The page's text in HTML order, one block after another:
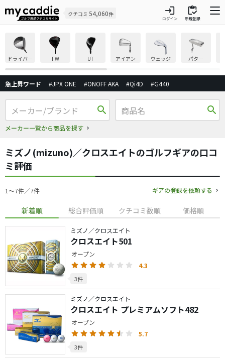
クチコミ 54,060件 login
ログイン
inventory
新規登録
ドライバー FW UT アイアン ウェッジ パター
急上昇ワード #JPX ONE #ONOFF AKA #Qi4D #G440
search
メーカー一覧から商品を探す
search
ミズノ(mizuno)／クロスエイトのゴルフギアの口コ
ミ評価
1〜7件／7件 ギアの登録を依頼する
新着順 総合評価順 クチコミ数順 価格順
ミズノ／クロスエイト
クロスエイト501
オープン
4.3
3件
ミズノ／クロスエイト
クロスエイト プレミアムソフト482
オープン
5.7
3件